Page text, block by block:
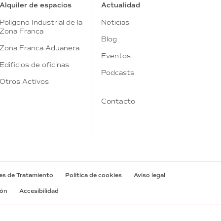
de espacios
Industrial de la
Franca
Franca Aduanera
de oficinas
Activos
Actualidad
Noticias
Blog
Eventos
Podcasts
Contacto
de Tratamiento Política de cookies Aviso legal
Accesibilidad